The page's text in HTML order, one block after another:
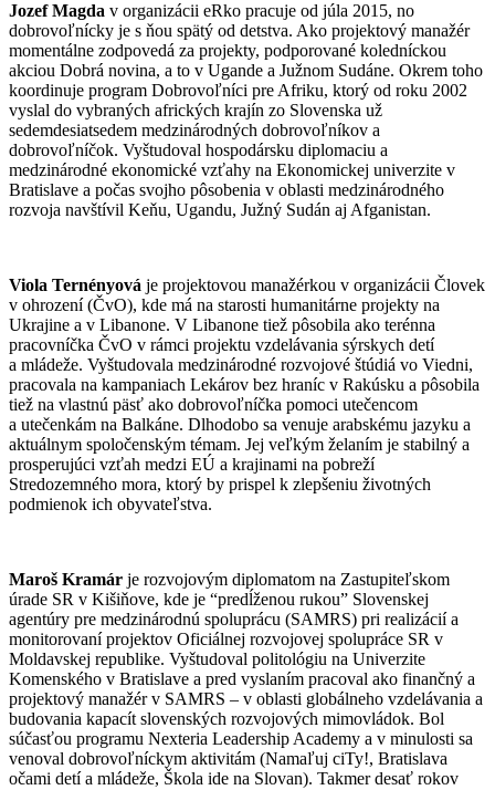
Jozef Magda v organizácii eRko pracuje od júla 2015, no
dobrovoľnícky je s ňou spätý od detstva. Ako projektový manažér
momentálne zodpovedá za projekty, podporované koledníckou
akciou Dobrá novina, a to v Ugande a Južnom Sudáne. Okrem toho
koordinuje program Dobrovoľníci pre Afriku, ktorý od roku 2002
vyslal do vybraných afrických krajín zo Slovenska už
sedemdesiatsedem medzinárodných dobrovoľníkov a
dobrovoľníčok. Vyštudoval hospodársku diplomaciu a
medzinárodné ekonomické vzťahy na Ekonomickej univerzite v
Bratislave a počas svojho pôsobenia v oblasti medzinárodného
rozvoja navštívil Keňu, Ugandu, Južný Sudán aj Afganistan.
Viola Ternényová je projektovou manažérkou v organizácii Človek
v ohrození (ČvO), kde má na starosti humanitárne projekty na
Ukrajine a v Libanone. V Libanone tiež pôsobila ako terénna
pracovníčka ČvO v rámci projektu vzdelávania sýrskych detí
a mládeže. Vyštudovala medzinárodné rozvojové štúdiá vo Viedni,
pracovala na kampaniach Lekárov bez hraníc v Rakúsku a pôsobila
tiež na vlastnú päsť ako dobrovoľníčka pomoci utečencom
a utečenkám na Balkáne. Dlhodobo sa venuje arabskému jazyku a
aktuálnym spoločenským témam. Jej veľkým želaním je stabilný a
prosperujúci vzťah medzi EÚ a krajinami na pobreží
Stredozemného mora, ktorý by prispel k zlepšeniu životných
podmienok ich obyvateľstva.
Maroš Kramár je rozvojovým diplomatom na Zastupiteľskom
úrade SR v Kišiňove, kde je “predĺženou rukou” Slovenskej
agentúry pre medzinárodnú spoluprácu (SAMRS) pri realizácií a
monitorovaní projektov Oficiálnej rozvojovej spolupráce SR v
Moldavskej republike. Vyštudoval politológiu na Univerzite
Komenského v Bratislave a pred vyslaním pracoval ako finančný a
projektový manažér v SAMRS – v oblasti globálneho vzdelávania a
budovania kapacít slovenských rozvojových mimovládok. Bol
súčasťou programu Nexteria Leadership Academy a v minulosti sa
venoval dobrovoľníckym aktivitám (Namaľuj ciTy!, Bratislava
očami detí a mládeže, Škola ide na Slovan). Takmer desať rokov